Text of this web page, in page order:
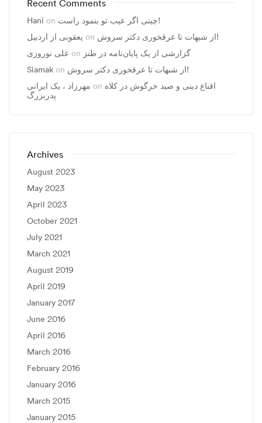
Recent Comments
Hani on
چینی اگر عیب تو بنمود راست!
یعقوبی از اردبیل on
از شبهات تا عرقخوری دکتر سروش!
علی نوروزی on گزارشی از یک پایان‌نامه در طنز
Siamak on
از شبهات تا عرقخوری دکتر سروش!
مهرزاد ، يک ايرانی on اقناع دینی و صید خرگوش در کلاه
پدربزرگ
Archives
August 2023
May 2023
April 2023
October 2021
July 2021
March 2021
August 2019
April 2019
January 2017
June 2016
April 2016
March 2016
February 2016
January 2016
March 2015
January 2015